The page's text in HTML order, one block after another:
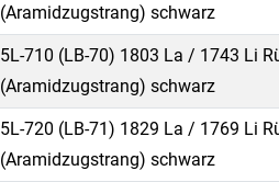
(Aramidzugstrang) schwarz
5L-710 (LB-70) 1803 La / 1743 Li
(Aramidzugstrang) schwarz
5L-720 (LB-71) 1829 La / 1769 Li
(Aramidzugstrang) schwarz